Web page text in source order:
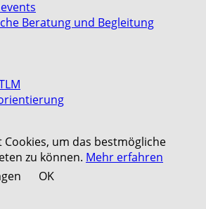
Beratung und Begleitung
Cookies, um das bestmögliche
zu können. Mehr erfahren
OK